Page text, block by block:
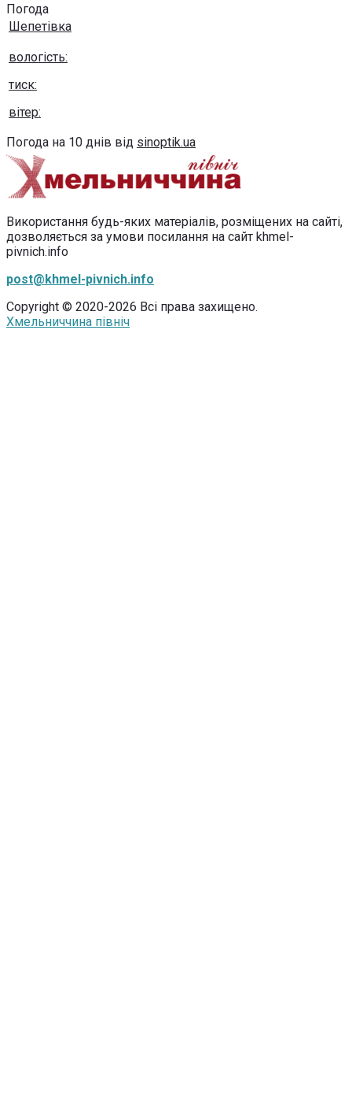
Погода
Шепетівка
вологість:
тиск:
вітер:
Погода на 10 днів від sinoptik.ua
Використання будь-яких матеріалів, розміщених на сайті,
дозволяється за умови посилання на сайт khmel-
pivnich.info
post@khmel-pivnich.info
Copyright © 2020-2026 Всі права захищено.
Хмельниччина північ